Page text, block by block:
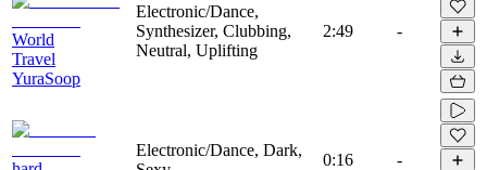
World
Travel
YuraSoop
Electronic/Dance,
Synthesizer, Clubbing,
Neutral, Uplifting
2:49 -
Electronic/Dance, Dark,
0:16 -